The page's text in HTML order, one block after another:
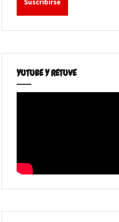
YUTUBE Y RETUVE